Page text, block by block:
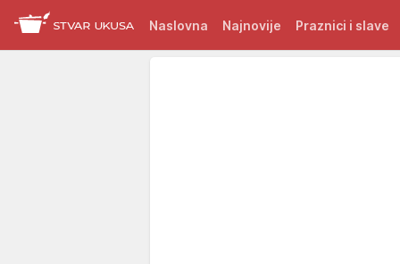
Naslovna Najnovije Praznici i slave